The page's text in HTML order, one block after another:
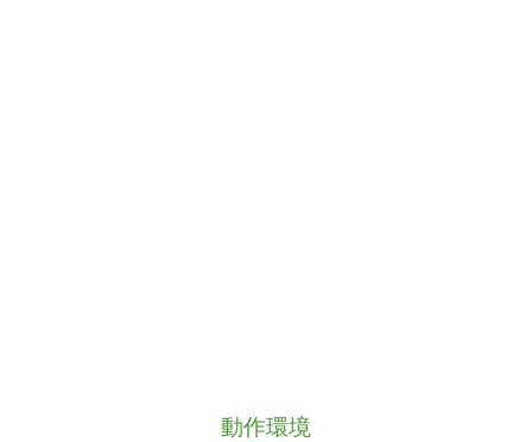
動作環境